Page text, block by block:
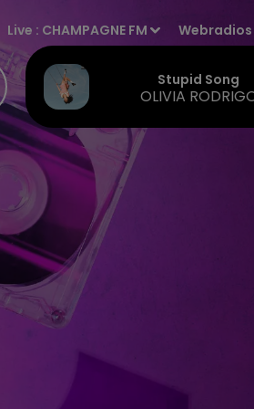
Live : CHAMPAGNE FM Webradios
Stupid Song
OLIVIA